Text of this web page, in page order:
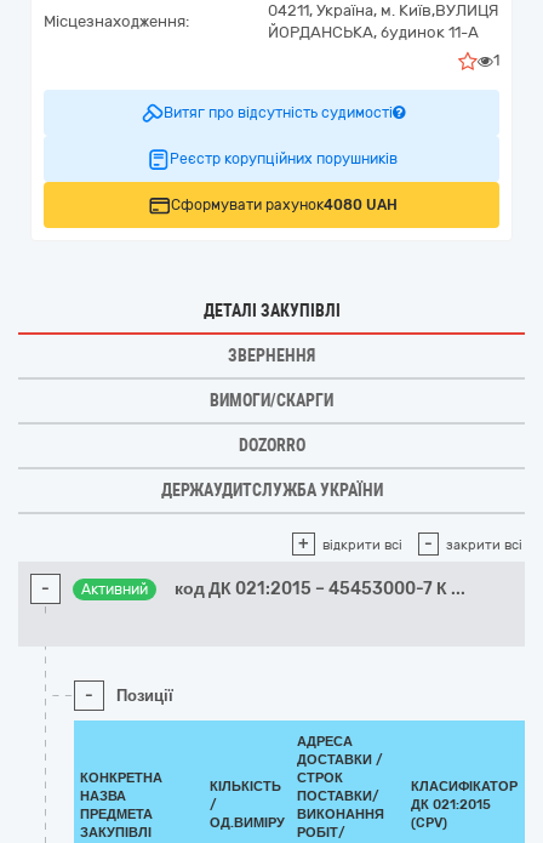
Місцезнаходження:
04211, Україна, м. Київ,ВУЛИЦЯ
ЙОРДАНСЬКА, будинок 11-А
1
Витяг про відсутність судимості
Реєстр корупційних порушників
Сформувати рахунок4080 UAH
ДЕТАЛІ ЗАКУПІВЛІ
ЗВЕРНЕННЯ
ВИМОГИ/СКАРГИ
DOZORRO
ДЕРЖАУДИТСЛУЖБА УКРАЇНИ
+ відкрити всі - закрити всі
- Активний код ДК 021:2015 – 45453000-7 К ...
- Позиції
КОНКРЕТНА
НАЗВА
ПРЕДМЕТА
ЗАКУПІВЛІ
КІЛЬКІСТЬ
/
ОД.ВИМІРУ
АДРЕСА
ДОСТАВКИ /
СТРОК
ПОСТАВКИ/
ВИКОНАННЯ
РОБІТ/
КЛАСИФІКАТОР
ДК 021:2015
(CPV)